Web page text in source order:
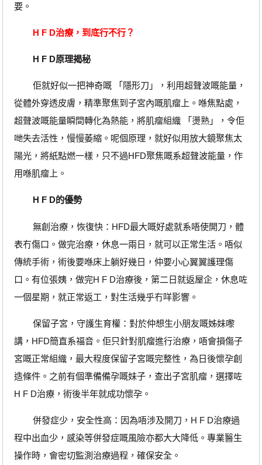
要。
H F D治療，到底行不行？
H F D原理揭秘
佢就好似一把神奇嘅 「隱形刀」，利用超聲波嘅能量，
從體外穿透皮膚，精準聚焦到子宮內嘅肌瘤上。喺焦點處，
超聲波嘅能量瞬間轉化為熱能，將肌瘤組織 「燙熟」，令佢
哋失去活性，慢慢萎縮。呢個原理，就好似用放大鏡聚焦太
陽光，將紙點燃一樣，只不過HFD聚焦嘅系超聲波能量，作
用喺肌瘤上。
H F D的優勢
無創治療，恢復快：HFD最大嘅好處就系唔使開刀，體
表冇傷口。做完治療，休息一兩日，就可以正常生活。唔似
傳統手術，術後要喺床上躺好幾日，仲要小心翼翼護理傷
口。有位張姨，做完H F D治療後，第二日就返屋企，休息咗
一個星期，就正常返工，對生活幾乎冇咩影響。
保留子宮，守護生育權：對於仲想生小朋友嘅姊妹嚟
講，HFD簡直系福音。佢只針對肌瘤進行治療，唔會損傷子
宮嘅正常組織，最大程度保留子宮嘅完整性，為日後懷孕創
造條件。之前有個準備備孕嘅妹子，查出子宮肌瘤，選擇咗
H F D治療，術後半年就成功懷孕。
併發症少，安全性高：因為唔涉及開刀，H F D治療過
程中出血少，感染等併發症嘅風險亦都大大降低。專業醫生
操作時，會密切監測治療過程，確保安全。